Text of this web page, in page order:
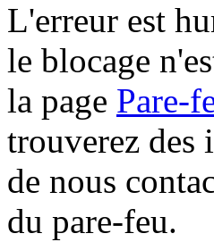
L'erreur est
le blocage
la page Pare-
trouverez des
de nous
du pare-feu.